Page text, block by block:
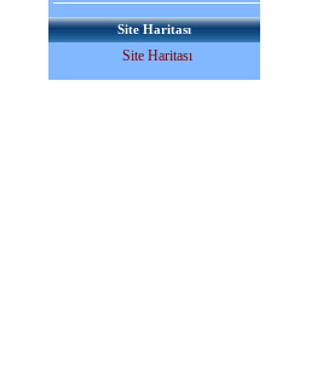
Site Haritası
Site Haritası